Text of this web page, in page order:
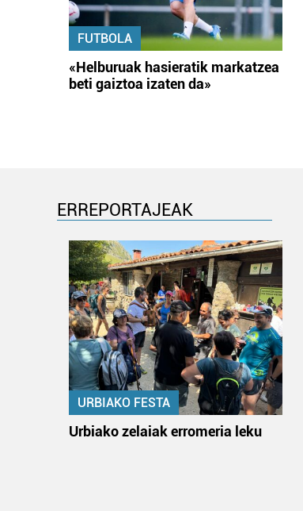
FUTBOLA
«Helburuak hasieratik markatzea
beti gaiztoa izaten da»
ERREPORTAJEAK
URBIAKO FESTA
Urbiako zelaiak erromeria leku